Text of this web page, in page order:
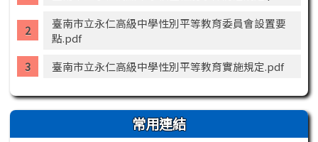
臺南市立永仁高級中學性別平等教育委員會設置要
點.pdf
臺南市立永仁高級中學性別平等教育實施規定.pdf
常用連結